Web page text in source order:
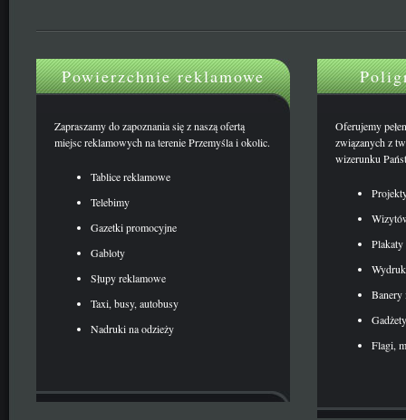
Powierzchnie reklamowe
Zapraszamy do zapoznania się z naszą ofertą
miejsc reklamowych na terenie Przemyśla i okolic.
Tablice reklamowe
Telebimy
Gazetki promocyjne
Gabloty
Słupy reklamowe
Taxi, busy, autobusy
Nadruki na odzieży
Oferujemy
związanych z
wizerunku
Plakaty
Flagi,